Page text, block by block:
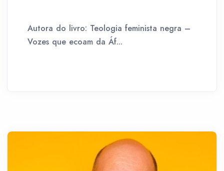
Autora do livro: Teologia feminista negra –
Vozes que ecoam da Áf...